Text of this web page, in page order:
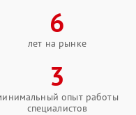
6
лет на рынке
3
опыт работы
специалистов